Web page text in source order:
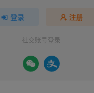
登录 注册
社交账号登录